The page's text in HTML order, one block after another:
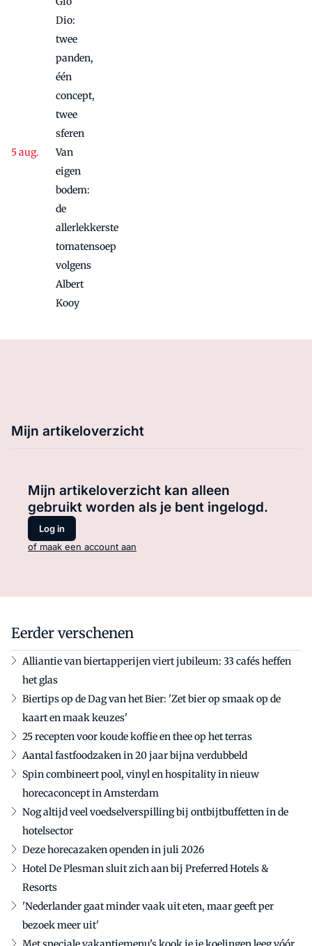
Dio:
twee
panden,
één
concept,
twee
sferen
Van
eigen
bodem:
de
allerlekkerste
tomatensoep
volgens
Albert
Kooy
Mijn artikeloverzicht
Mijn artikeloverzicht kan alleen
gebruikt worden als je bent ingelogd.
Log in
of maak een account aan
Eerder verschenen
Alliantie van biertapperijen viert jubileum: 33 cafés heffen
het glas
Biertips op de Dag van het Bier: 'Zet bier op smaak op de
kaart en maak keuzes'
25 recepten voor koude koffie en thee op het terras
Aantal fastfoodzaken in 20 jaar bijna verdubbeld
Spin combineert pool, vinyl en hospitality in nieuw
horecaconcept in Amsterdam
Nog altijd veel voedselverspilling bij ontbijtbuffetten in de
hotelsector
Deze horecazaken openden in juli 2026
Hotel De Plesman sluit zich aan bij Preferred Hotels &
Resorts
'Nederlander gaat minder vaak uit eten, maar geeft per
bezoek meer uit'